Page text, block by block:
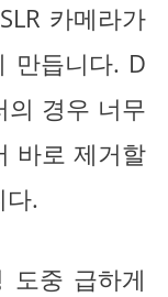
카메라가
만듭니다. D
의 경우 너무
바로 제거할
다.
도중 급하게